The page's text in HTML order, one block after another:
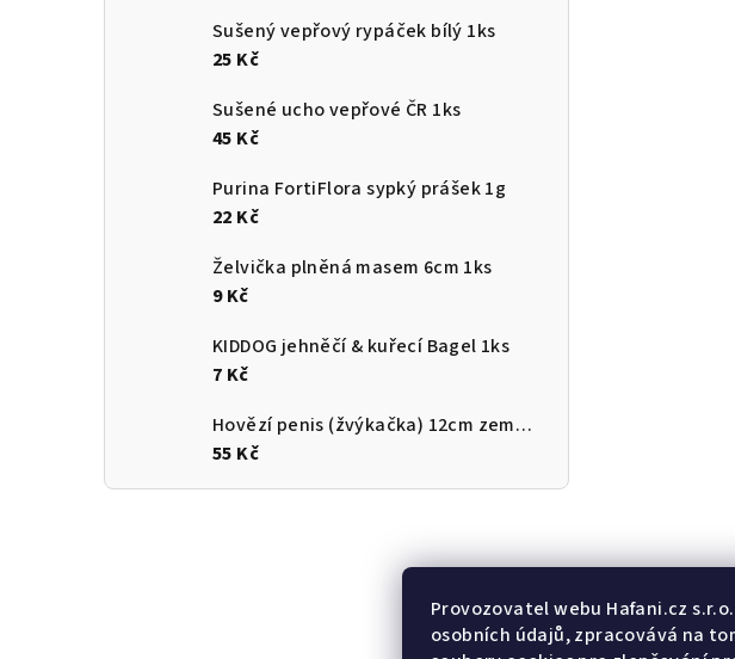
Provozovatel webu Hafani.cz
osobních údajů, zpracovává na
Sušený vepřový rypáček bílý 1ks
25 Kč
Sušené ucho vepřové ČR 1ks
45 Kč
Purina FortiFlora sypký prášek 1g
22 Kč
Želvička plněná masem 6cm 1ks
9 Kč
KIDDOG jehněčí & kuřecí Bagel 1ks
7 Kč
Hovězí penis (žvýkačka) 12cm země původu ČR
55 Kč